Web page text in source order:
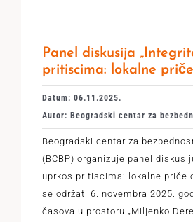
Panel diskusija
pritiscima: lokalne
Datum: 06.11.2025.
Autor: Beogradski centar za
Beogradski centar za
(BCBP) organizuje panel
uprkos pritiscima: lokalne priče
se održati 6. novembra 2025.
časova u prostoru „Miljenko